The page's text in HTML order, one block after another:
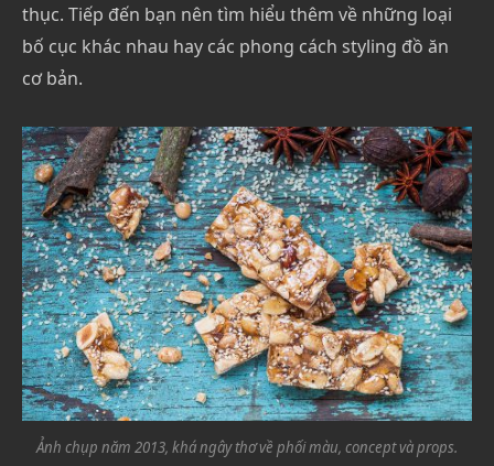
thục. Tiếp đến bạn nên tìm hiểu thêm về những loại
bố cục khác nhau hay các phong cách styling đồ ăn
cơ bản.
Ảnh chụp năm 2013, khá ngây thơ về phối màu, concept và props.